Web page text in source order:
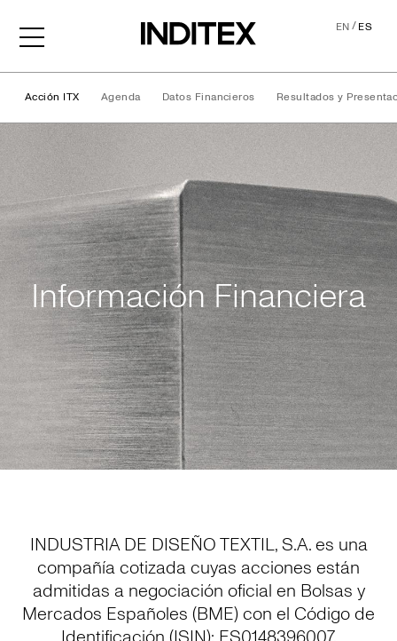
EN/ES
Acción ITX Agenda Datos Financieros Resultados y
Información Financiera
Información Financiera
INDUSTRIA DE DISEÑO TEXTIL, S.A. es una
compañía cotizada cuyas acciones están
admitidas a negociación oficial en Bolsas y
Mercados Españoles (BME) con el Código de